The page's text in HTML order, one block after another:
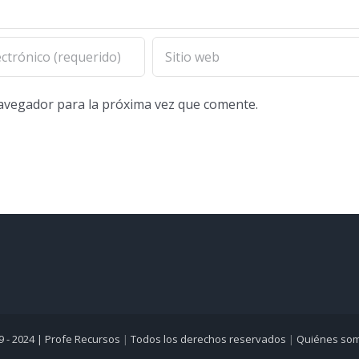
para la próxima vez que comente.
- 2024 | Profe Recursos | Todos los derechos reservados | Quiénes